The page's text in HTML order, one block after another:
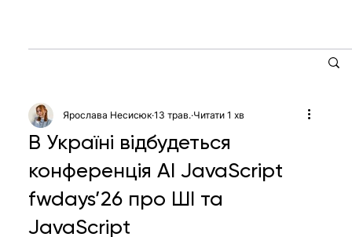
В Україні відбудеться
конференція AI JavaScript
fwdays’26 про ШІ та
JavaScript
Ярослава Несисюк 13 трав. Читати 1 хв